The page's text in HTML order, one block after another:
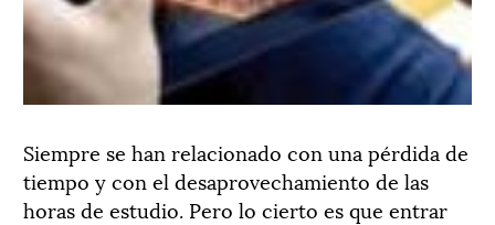
Siempre se han relacionado con una pérdida de
tiempo y con el desaprovechamiento de las
horas de estudio. Pero lo cierto es que entrar